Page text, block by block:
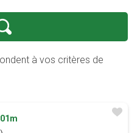
à vos critères de